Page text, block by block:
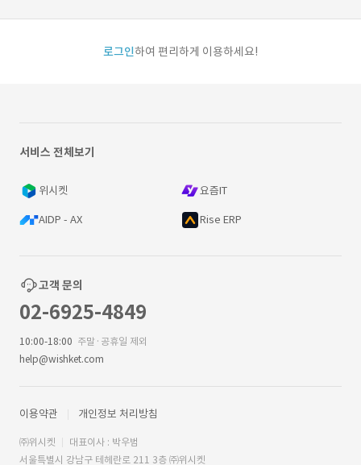
로그인하여 편리하게 이용하세요!
서비스 전체보기
위시켓 요즘IT
AIDP - AX Rise ERP
고객 문의
02-6925-4849
10:00-18:00 주말·공휴일 제외
help@wishket.com
이용약관 개인정보 처리방침
㈜위시켓
대표이사 : 박우범
서울특별시 강남구 테헤란로 211 3층 ㈜위시켓